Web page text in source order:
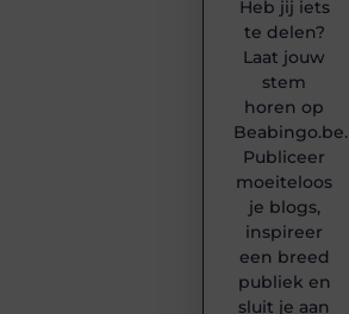
Heb jij iets
te delen?
Laat jouw
stem
horen op
Beabingo.be.
Publiceer
moeiteloos
je blogs,
inspireer
een breed
publiek en
sluit je aan